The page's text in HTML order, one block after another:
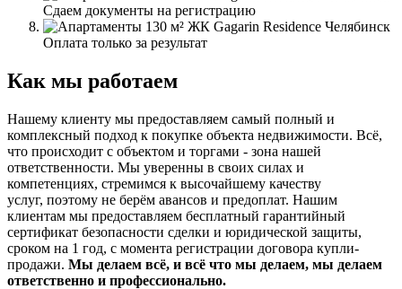
Сдаем документы на регистрацию
Оплата только за результат
Как мы работаем
Нашему клиенту мы предоставляем самый полный и
комплексный подход к покупке объекта недвижимости. Всё,
что происходит с объектом и торгами - зона нашей
ответственности. Мы уверенны в своих силах и
компетенциях, стремимся к высочайшему качеству
услуг, поэтому не берём авансов и предоплат. Нашим
клиентам мы предоставляем бесплатный гарантийный
сертификат безопасности сделки и юридической защиты,
сроком на 1 год, с момента регистрации договора купли-
продажи. Мы делаем всё, и всё что мы делаем, мы делаем
ответственно и профессионально.